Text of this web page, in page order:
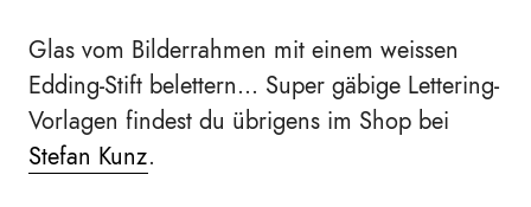
Glas vom Bilderrahmen mit einem weissen
Edding-Stift belettern... Super gäbige Lettering-
Vorlagen findest du übrigens im Shop bei
Stefan Kunz.